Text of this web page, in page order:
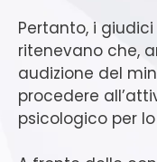
Pertanto, i
ritenevano che,
audizione del
procedere
psicologico per